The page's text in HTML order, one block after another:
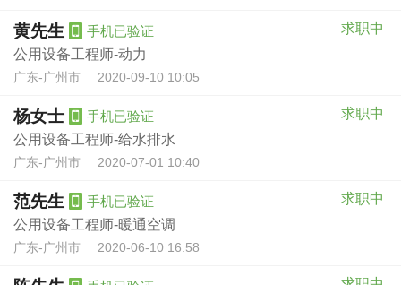
黄先生 手机已验证
求职中
公用设备工程师-动力
广东-广州市 2020-09-10 10:05
杨女士 手机已验证
求职中
公用设备工程师-给水排水
广东-广州市 2020-07-01 10:40
范先生 手机已验证
求职中
公用设备工程师-暖通空调
广东-广州市 2020-06-10 16:58